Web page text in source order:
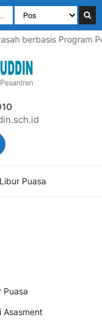
berbasis Program
Libur Puasa
Puasa
Asasment